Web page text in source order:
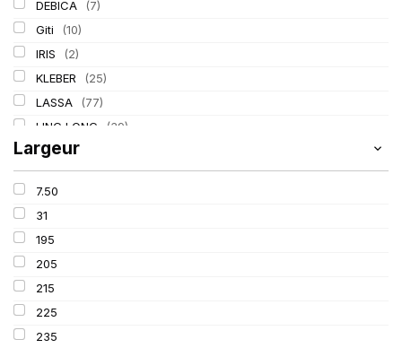
DEBICA
(7)
Giti
(10)
IRIS
(2)
KLEBER
(25)
LASSA
(77)
LING LONG
(39)
MICHELIN
PIRELLI (110)
TIGAR
Largeur
7.50
31
195
205
215
225
235